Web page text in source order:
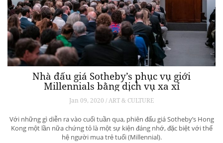
Nhà đấu giá Sotheby’s phục vụ giới
Millennials bằng dịch vụ xa xỉ
Jan 09, 2020 / ART & CULTURE
Với những gì diễn ra vào cuối tuần qua, phiên đấu giá Sotheby’s Hong
Kong một lần nữa chứng tỏ là một sự kiện đáng nhớ, đặc biệt với thế
hệ người mua trẻ tuổi (Millennial).